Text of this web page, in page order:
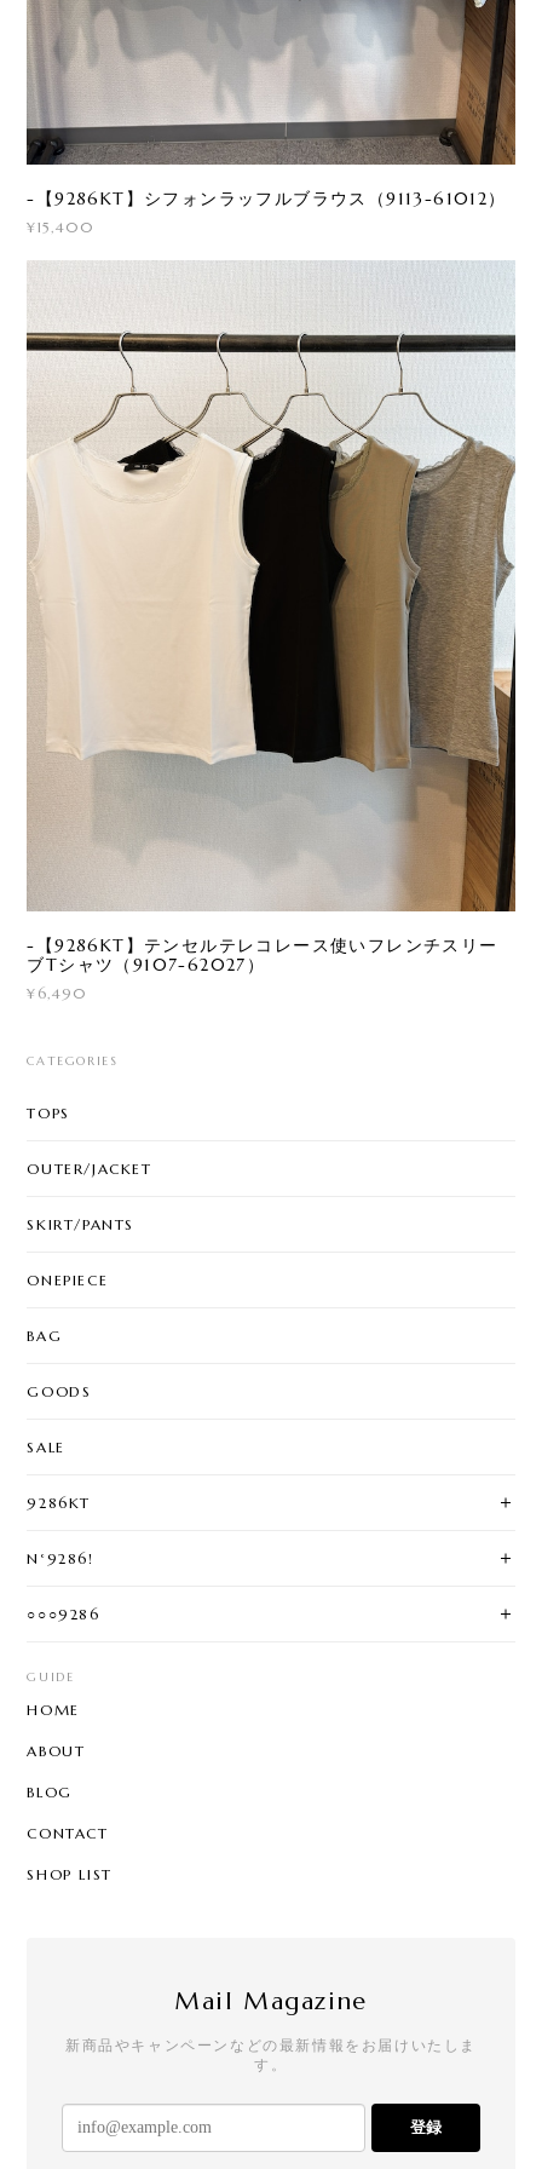
-【9286KT】シフォンラッフルブラウス（9113-61012）
¥15,400
-【9286KT】テンセルテレコレース使いフレンチスリー
ブTシャツ（9107-62027）
¥6,490
CATEGORIES
TOPS
OUTER/JACKET
SKIRT/PANTS
ONEPIECE
BAG
GOODS
SALE
9286KT
N°9286!
○○○9286
GUIDE
HOME
ABOUT
BLOG
CONTACT
SHOP LIST
Mail Magazine
新商品やキャンペーンなどの最新情報をお届けいたしま
す。
登録